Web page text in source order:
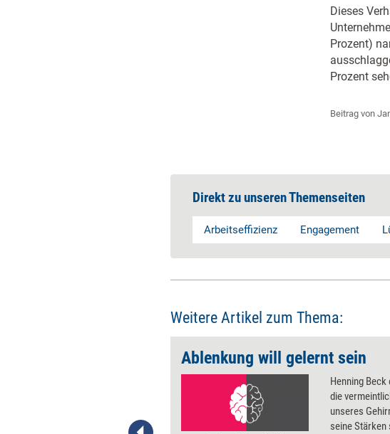
Dieses
Prozent)
Prozent
Beitrag von
Direkt zu unseren Themenseiten
Arbeitseffizienz Engagement
Weitere Artikel zum Thema:
Ablenkung will gelernt sein
Henning
die
unseres
seine Stärken